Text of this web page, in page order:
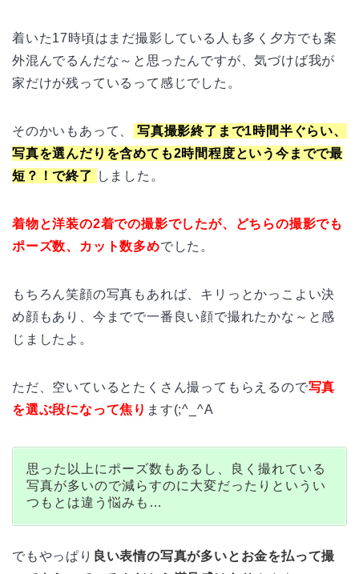
着いた17時頃はまだ撮影している人も多く夕方でも案
外混んでるんだな～と思ったんですが、気づけば我が
家だけが残っているって感じでした。
そのかいもあって、
写真撮影終了まで1時間半ぐらい、
写真を選んだりを含めても2時間程度という今までで最
短？！で終了 しました。
着物と洋装の2着での撮影でしたが、どちらの撮影でも
ポーズ数、カット数多めでした。
もちろん笑顔の写真もあれば、キリっとかっこよい決
め顔もあり、今までで一番良い顔で撮れたかな～と感
じましたよ。
ただ、空いているとたくさん撮ってもらえるので写真
を選ぶ段になって焦り ます(;^_^A
思った以上にポーズ数もあるし、良く撮れている
写真が多いので減らすのに大変だったりというい
つもとは違う悩みも…
でもやっぱり 良い表情の写真が多いとお金を払って撮